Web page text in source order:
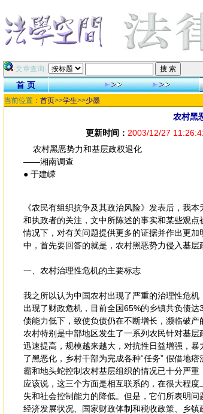
·文章查询·
首 页
当前位置： 首页>>学生>>少墨
农村黑
更新时间： 2003/12/27
农村黑恶势力和基层政权退化
――湘南调查
● 于建嵘
《农民有组织抗争及其政治风险》发表后，我
和执政者的关注，文中所陈述的事实和某些观
情况下，对有关问题提供更多的证据并作出更
中，首先要回答的就是，农村黑恶势力侵入基层
一、农村治理性危机的主要标志
我之所以认为中国农村出现了严重的治理性危
出现了财政危机，目前全国65%的乡镇共负债
债能力低下，致使负债仍在不断增长，濒临破
农村特别是中部地区发生了一系列农民针对基
迅速提高，规模越来越大，对抗性日益增强，
了黑恶化，乡村干部为完成各种“任务” 假借地
霸和地头蛇控制农村基层组织的情况已十分严重
应该说，这三个方面是相互联系的，在很大程
失和社会控制能力的降低。但是，它们所表明
经济发展状况、国家财政体制和税收政策、乡